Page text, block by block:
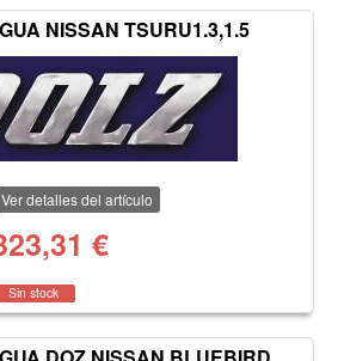
NISSAN TSURU1.3,1.5
Ver detalles del artículo
€
Sin stock